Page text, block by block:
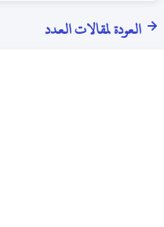
العودة لمقالات العدد